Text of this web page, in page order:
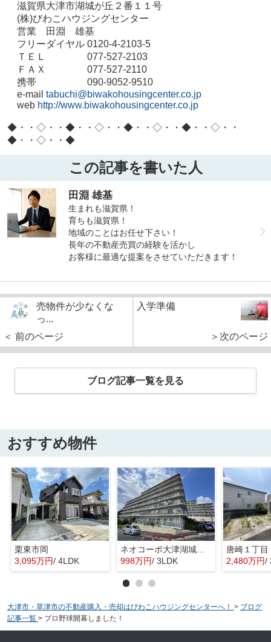
滋賀県大津市湖城が丘２番１１号
(株)びわこハウジングセンター
営業 田淵 雄基
フリーダイヤル 0120-4-2103-5
ＴＥＬ 077-527-2103
ＦＡＸ 077-527-2110
携帯 090-9052-9510
e-mail tabuchi@biwakohousingcenter.co.jp
web http://www.biwakohousingcenter.co.jp
◆・・◇・・◆・・◇・・◆・・◇・・◆・・◇・・
◆・・◇・・◆
この記事を書いた人
田淵 雄基
生まれも滋賀県！
育ちも滋賀県！
地域のことはお任せ下さい！
長年の不動産売買の経験を活かし
お客様に最適な提案をさせていただきます！
売物件が少なくな
っ...
＜ 前のページ
入学準備
＞次のページ
ブログ記事一覧を見る
おすすめ物件
栗東市岡
3,095万円/ 4LDK
ネオコーポ大津湖城が丘Ｂ棟
998万円/ 3LDK
唐崎１丁目
2,480万円/
大津市・草津市の不動産購入・売却はびわこハウジングセンターへ！ > ブログ
記事一覧 > プロ野球開幕しました！